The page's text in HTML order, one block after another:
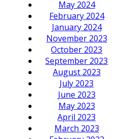
May 2024
February 2024
January 2024
November 2023
October 2023
September 2023
August 2023
July 2023
June 2023
May 2023
April 2023
March 2023